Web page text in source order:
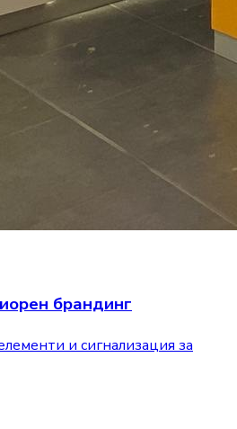
брандинг
и сигнализация за